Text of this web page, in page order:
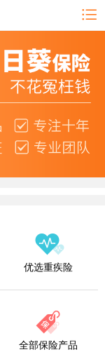
优选重疾险
全部保险产品